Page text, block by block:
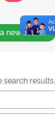
new search
search results.